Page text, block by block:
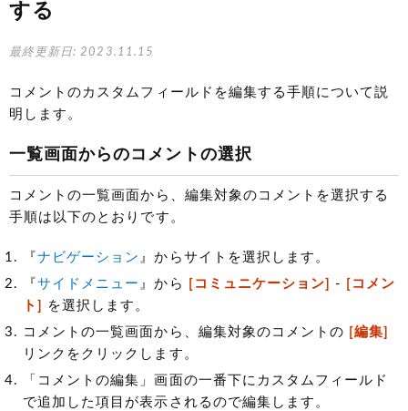
する
最終更新日: 2023.11.15
コメントのカスタムフィールドを編集する手順について説
明します。
一覧画面からのコメントの選択
コメントの一覧画面から、編集対象のコメントを選択する
手順は以下のとおりです。
『ナビゲーション 』からサイトを選択します。
『サイドメニュー 』から [コミュニケーション] -
[コメン
ト]
を選択します。
コメントの一覧画面から、編集対象のコメントの [編集]
リンクをクリックします。
「コメントの編集」画面の一番下にカスタムフィールド
で追加した項目が表示されるので編集します。